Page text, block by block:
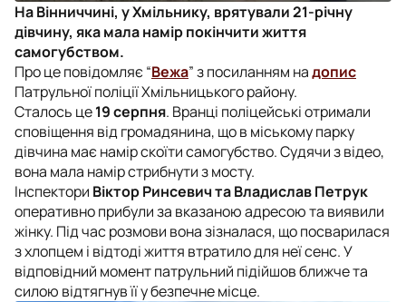
На Вінниччині, у Хмільнику, врятували 21-річну
дівчину, яка мала намір покінчити життя
самогубством.
Про це повідомляє “Вежа” з посиланням надопис
Патрульної поліції Хмільницького району.
Сталось це19 серпня. Вранці поліцейські отримали
сповіщення від громадянина, що в міському парку
дівчина має намір скоїти самогубство. Судячи з відео,
вона мала намір стрибнути з мосту.
Інспектори Віктор Ринсевич та Владислав Петрук
оперативно прибули за вказаною адресою та виявили
жінку. Під час розмови вона зізналася, що посварилася
з хлопцем і відтоді життя втратило для неї сенс. У
відповідний момент патрульний підійшов ближче та
силою відтягнув її у безпечне місце.